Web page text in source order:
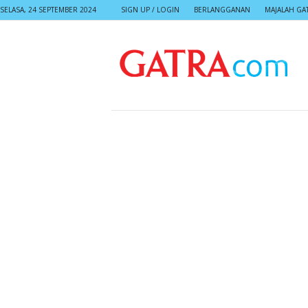
SELASA, 24 SEPTEMBER 2024 SIGN UP / LOGIN BERLANGGANAN MAJALAH